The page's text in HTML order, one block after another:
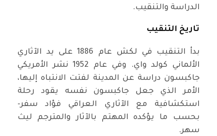
الدراسة والتنقيب.
تاريخ التنقيب
بدأ التنقيب في لكش عام 1886 على يد الآثاري
الألماني كولد واي. وفي عام 1952 نشر الأمريكي
جاكبسون دراسة عن المدينة لفتت الانتباه إليها،
الأمر الذي جعل جاكبسون نفسه يقود رحلة
استكشافية مع الآثاري العراقي فؤاد سفر-
بحسب ما يؤكده المهتم بالآثار والمترجم ليث
سهر.